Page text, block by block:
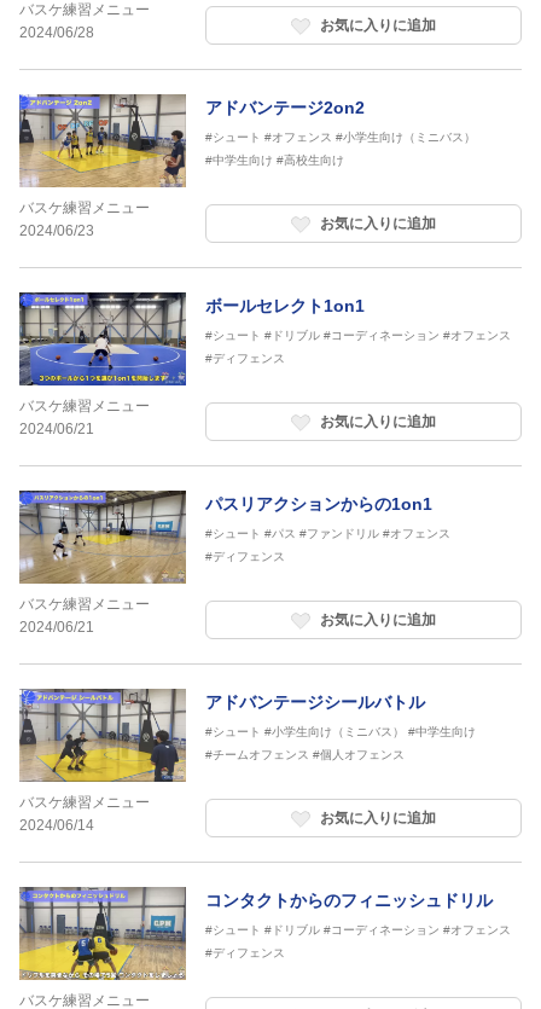
バスケ練習メニュー
2024/06/28
お気に入りに追加
バスケ練習メニュー
2024/06/23
アドバンテージ2on2
#シュート #オフェンス #小学生向け（ミニバス）
#中学生向け #高校生向け
お気に入りに追加
バスケ練習メニュー
2024/06/21
ボールセレクト1on1
#シュート #ドリブル #コーディネーション #オフェンス
#ディフェンス
お気に入りに追加
バスケ練習メニュー
2024/06/21
パスリアクションからの1on1
#シュート #パス #ファンドリル #オフェンス
#ディフェンス
お気に入りに追加
バスケ練習メニュー
2024/06/14
アドバンテージシールバトル
#シュート #小学生向け（ミニバス）
#中学生向け
#チームオフェンス #個人オフェンス
お気に入りに追加
バスケ練習メニュー
コンタクトからのフィニッシュドリル
#シュート #ドリブル #コーディネーション #オフェンス
#ディフェンス